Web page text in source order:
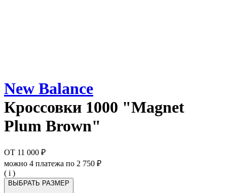
New Balance
Кроссовки 1000 "Magnet
Plum Brown"
ОТ 11 000 ₽
можно 4 платежа по 2 750 ₽
( i )
ВЫБРАТЬ РАЗМЕР